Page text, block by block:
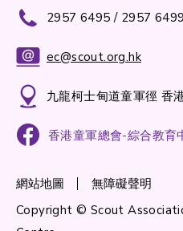
2957 6495 / 2957 6499
ec@scout.org.hk
九龍柯士甸道童軍徑 香
香港童軍總會-綜合教育
網站地圖
無障礙聲明
Copyright © Scout